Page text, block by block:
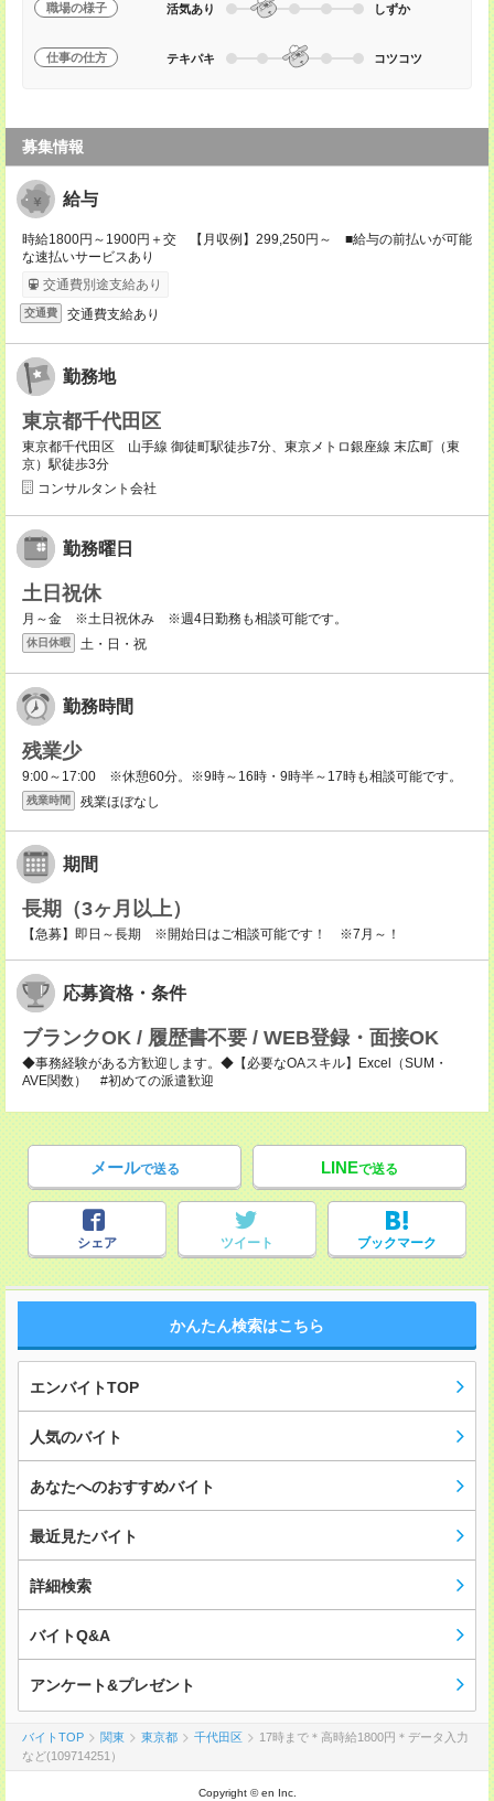
職場の様子 活気あり しずか
仕事の仕方 テキパキ コツコツ
募集情報
給与
時給1800円～1900円＋交 【月収例】299,250円～ ■給与の前払いが可能
な速払いサービスあり
交通費別途支給あり
交通費 交通費支給あり
勤務地
東京都千代田区
東京都千代田区 山手線 御徒町駅徒歩7分、東京メトロ銀座線 末広町（東
京）駅徒歩3分
コンサルタント会社
勤務曜日
土日祝休
月～金 ※土日祝休み ※週4日勤務も相談可能です。
休日休暇 土・日・祝
勤務時間
残業少
9:00～17:00 ※休憩60分。※9時～16時・9時半～17時も相談可能です。
残業時間 残業ほぼなし
期間
長期（3ヶ月以上）
【急募】即日～長期 ※開始日はご相談可能です！ ※7月～！
応募資格・条件
ブランクOK / 履歴書不要 / WEB登録・面接OK
◆事務経験がある方歓迎します。◆【必要なOAスキル】Excel（SUM・
AVE関数） #初めての派遣歓迎
メールで送る LINEで送る
シェア ツイート ブックマーク
かんたん検索はこちら
エンバイトTOP
人気のバイト
あなたへのおすすめバイト
最近見たバイト
詳細検索
バイトQ&A
アンケート&プレゼント
バイトTOP 関東 東京都 千代田区
17時まで＊高時給1800円＊データ入力
など(109714251）
Copyright © en Inc.